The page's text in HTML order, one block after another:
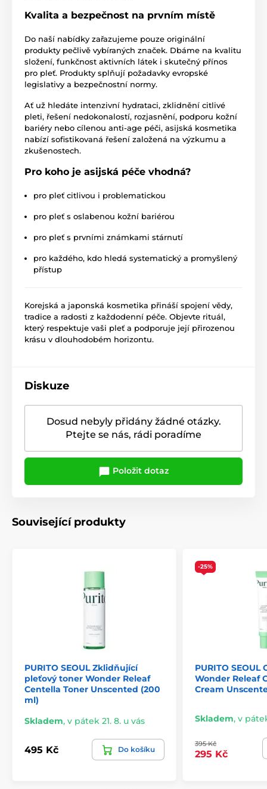
Kvalita a bezpečnost na prvním místě
Do naší nabídky zařazujeme pouze originální
produkty pečlivě vybíraných značek. Dbáme na kvalitu
složení, funkčnost aktivních látek i skutečný přínos
pro pleť. Produkty splňují požadavky evropské
legislativy a bezpečnostní normy.
Ať už hledáte intenzivní hydrataci, zklidnění citlivé
pleti, řešení nedokonalostí, rozjasnění, podporu kožní
bariéry nebo cílenou anti-age péči, asijská kosmetika
nabízí sofistikovaná řešení založená na výzkumu a
zkušenostech.
Pro koho je asijská péče vhodná?
pro pleť citlivou i problematickou
pro pleť s oslabenou kožní bariérou
pro pleť s prvními známkami stárnutí
pro každého, kdo hledá systematický a promyšlený
přístup
Korejská a japonská kosmetika přináší spojení vědy,
tradice a radosti z každodenní péče. Objevte rituál,
který respektuje vaši pleť a podporuje její přirozenou
krásu v dlouhodobém horizontu.
Diskuze
Dosud nebyly přidány žádné otázky.
Ptejte se nás, rádi poradíme
Položit dotaz
Související produkty
PURITO SEOUL Zklidňující
pleťový toner Wonder Releaf
Centella Toner Unscented (200
ml)
Skladem, v pátek 21. 8. u vás
495 Kč Do košíku
-25%
PURITO SEOUL
Wonder Releaf
Cream
Skladem, v
395 Kč
295 Kč